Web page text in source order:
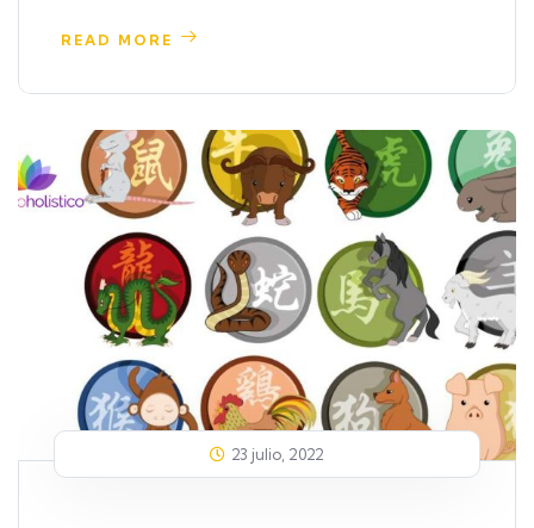
READ MORE
23 julio, 2022